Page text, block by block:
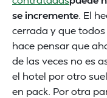
se incremente . El
cerrada y que
hace pensar que
de las veces no es
el hotel por otro
en pack. Por otra